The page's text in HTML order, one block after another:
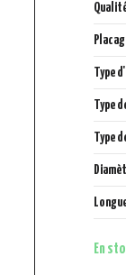
Type
Type
Type
En